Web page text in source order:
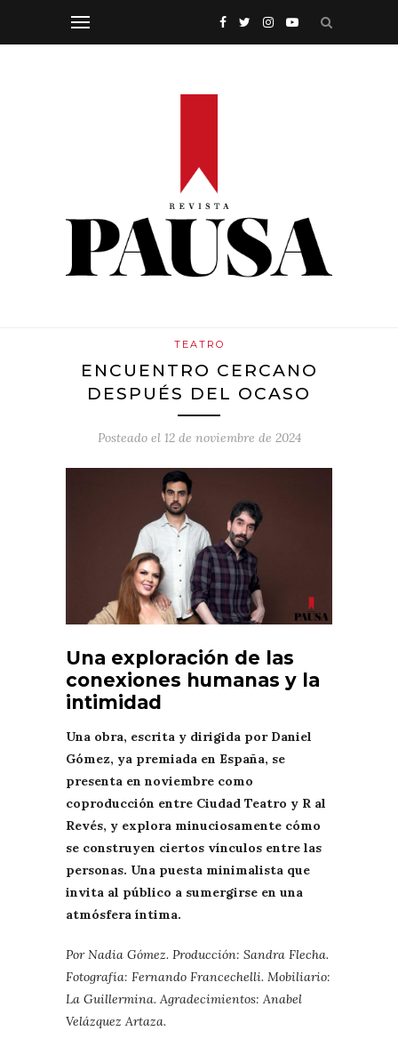
TEATRO
ENCUENTRO CERCANO
DESPUÉS DEL OCASO
Posteado el 12 de noviembre de 2024
Una exploración de las
conexiones humanas y la
intimidad
Una obra, escrita y dirigida por Daniel
Gómez, ya premiada en España, se
presenta en noviembre como
coproducción entre Ciudad Teatro y R al
Revés, y explora minuciosamente cómo
se construyen ciertos vínculos entre las
personas. Una puesta minimalista que
invita al público a sumergirse en una
atmósfera íntima.
Por Nadia Gómez. Producción: Sandra Flecha.
Fotografía: Fernando Francechelli. Mobiliario:
La Guillermina. Agradecimientos: Anabel
Velázquez Artaza.